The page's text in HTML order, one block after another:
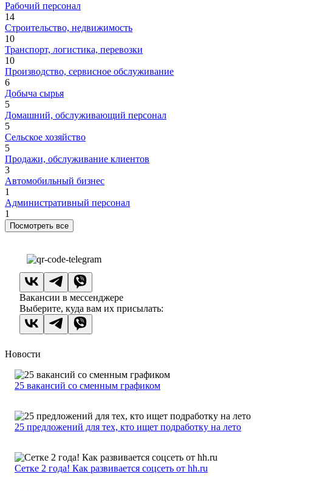
Рабочий персонал
14
Строительство, недвижимость
10
Транспорт, логистика, перевозки
10
Производство, сервисное обслуживание
6
Добыча сырья
5
Домашний, обслуживающий персонал
5
Сельское хозяйство
5
Продажи, обслуживание клиентов
3
Автомобильный бизнес
1
Административный персонал
1
Посмотреть все
Вакансии в мессенджере
Выберите, куда вам их присылать:
Новости
25 вакансий со сменным графиком
25 предложений для тех, кто ищет подработку на лето
Сетке 2 года! Как развивается соцсеть от hh.ru